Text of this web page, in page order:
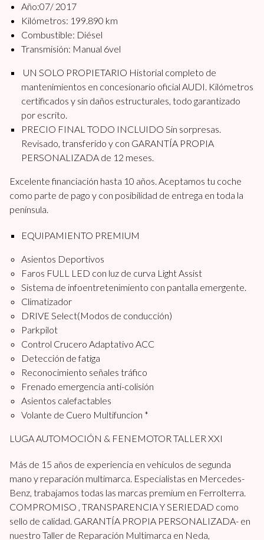
Año:07/ 2017
Kilómetros: 199.890 km
Combustible: Diésel
Transmisión: Manual 6vel
UN SOLO PROPIETARIO Historial completo de
mantenimientos en concesionario oficial AUDI. Kilómetros
certificados y sin daños estructurales, todo garantizado
por escrito.
PRECIO FINAL TODO INCLUIDO Sin sorpresas.
Revisado, transferido y con GARANTÍA PROPIA
PERSONALIZADA de 12 meses.
Excelente financiación hasta 10 años. Aceptamos tu coche
como parte de pago y con posibilidad de entrega en toda la
península.
EQUIPAMIENTO PREMIUM
Asientos Deportivos
Faros FULL LED con luz de curva Light Assist
Sistema de infoentretenimiento con pantalla emergente.
Climatizador
DRIVE Select(Modos de conducción)
Parkpilot
Control Crucero Adaptativo ACC
Detección de fatiga
Reconocimiento señales tráfico
Frenado emergencia anti-colisión
Asientos calefactables
Volante de Cuero Multifuncion *
LUGA AUTOMOCIÓN & FENEMOTOR TALLER XXI
Más de 15 años de experiencia en vehículos de segunda
mano y reparación multimarca. Especialistas en Mercedes-
Benz, trabajamos todas las marcas premium en Ferrolterra.
COMPROMISO , TRANSPARENCIA Y SERIEDAD como
sello de calidad. GARANTÍA PROPIA PERSONALIZADA- en
nuestro Taller de Reparación Multimarca en Neda,